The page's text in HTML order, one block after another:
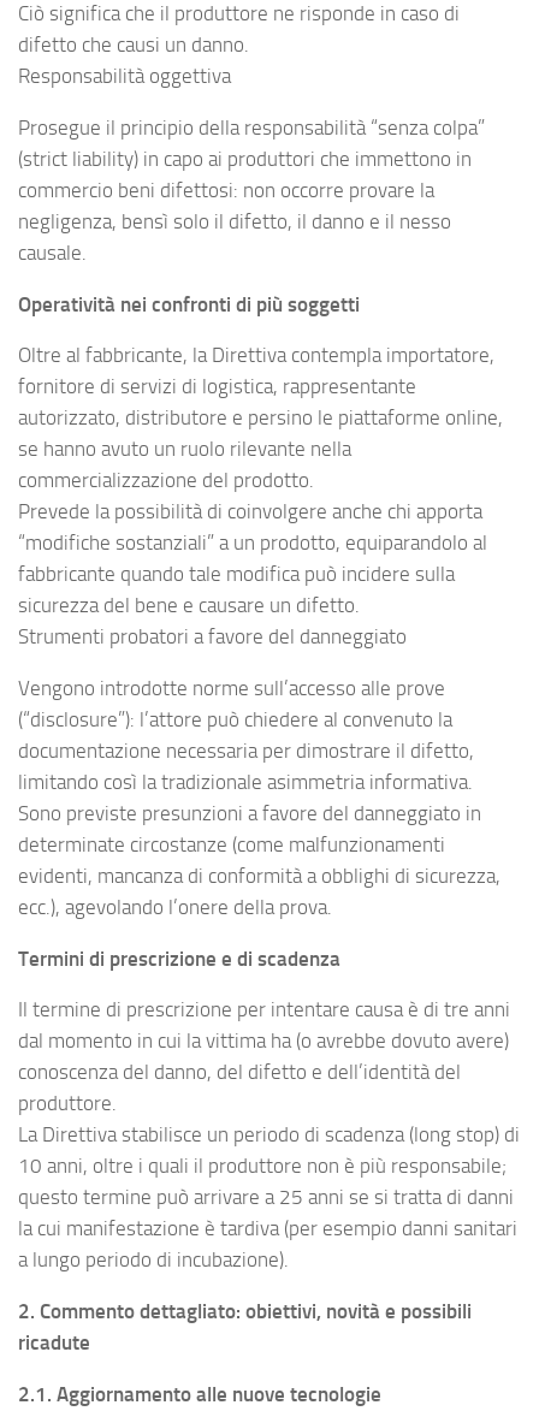
Ciò significa che il produttore ne risponde in caso di
difetto che causi un danno.
Responsabilità oggettiva
Prosegue il principio della responsabilità “senza colpa”
(strict liability) in capo ai produttori che immettono in
commercio beni difettosi: non occorre provare la
negligenza, bensì solo il difetto, il danno e il nesso
causale.
Operatività nei confronti di più soggetti
Oltre al fabbricante, la Direttiva contempla importatore,
fornitore di servizi di logistica, rappresentante
autorizzato, distributore e persino le piattaforme online,
se hanno avuto un ruolo rilevante nella
commercializzazione del prodotto.
Prevede la possibilità di coinvolgere anche chi apporta
“modifiche sostanziali” a un prodotto, equiparandolo al
fabbricante quando tale modifica può incidere sulla
sicurezza del bene e causare un difetto.
Strumenti probatori a favore del danneggiato
Vengono introdotte norme sull’accesso alle prove
(“disclosure”): l’attore può chiedere al convenuto la
documentazione necessaria per dimostrare il difetto,
limitando così la tradizionale asimmetria informativa.
Sono previste presunzioni a favore del danneggiato in
determinate circostanze (come malfunzionamenti
evidenti, mancanza di conformità a obblighi di sicurezza,
ecc.), agevolando l’onere della prova.
Termini di prescrizione e di scadenza
Il termine di prescrizione per intentare causa è di tre anni
dal momento in cui la vittima ha (o avrebbe dovuto avere)
conoscenza del danno, del difetto e dell’identità del
produttore.
La Direttiva stabilisce un periodo di scadenza (long stop) di
10 anni, oltre i quali il produttore non è più responsabile;
questo termine può arrivare a 25 anni se si tratta di danni
la cui manifestazione è tardiva (per esempio danni sanitari
a lungo periodo di incubazione).
2. Commento dettagliato: obiettivi, novità e possibili
ricadute
2.1. Aggiornamento alle nuove tecnologie